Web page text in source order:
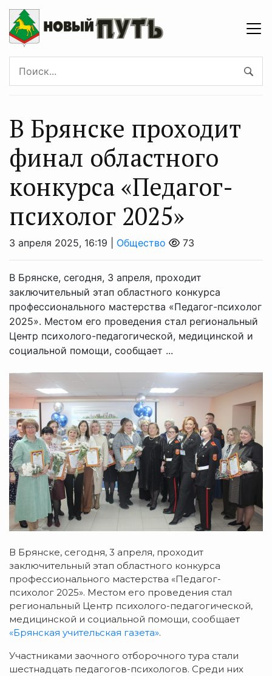
В Брянске проходит
финал областного
конкурса «Педагог-
психолог 2025»
3 апреля 2025, 16:19 | Общество 73
В Брянске, сегодня, 3 апреля, проходит
заключительный этап областного конкурса
профессионального мастерства «Педагог-психолог
2025». Местом его проведения стал региональный
Центр психолого-педагогической, медицинской и
социальной помощи, сообщает ...
В Брянске, сегодня, 3 апреля, проходит
заключительный этап областного конкурса
профессионального мастерства «Педагог-
психолог 2025». Местом его проведения стал
региональный Центр психолого-педагогической,
медицинской и социальной помощи, сообщает
«Брянская учительская газета».
Участниками заочного отборочного тура стали
шестнадцать педагогов-психологов. Среди них